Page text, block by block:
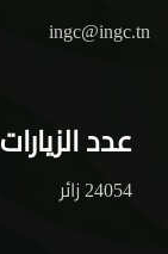
ingc@ingc.tn
عدد الزيارات
24054 زائر